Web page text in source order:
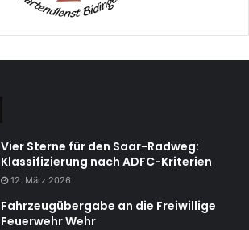
Vier Sterne für den Saar-Radweg:
Klassifizierung nach ADFC-Kriterien
12. März 2026
Fahrzeugübergabe an die Freiwillige
Feuerwehr Wehr